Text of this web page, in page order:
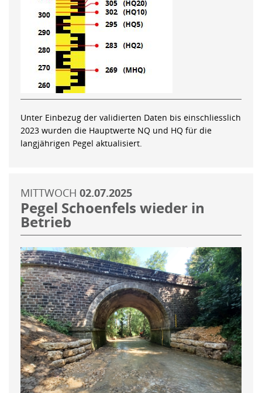
Unter Einbezug der validierten Daten bis einschliesslich
2023 wurden die Hauptwerte NQ und HQ für die
langjährigen Pegel aktualisiert.
MITTWOCH 02.07.2025
Pegel Schoenfels wieder in
Betrieb